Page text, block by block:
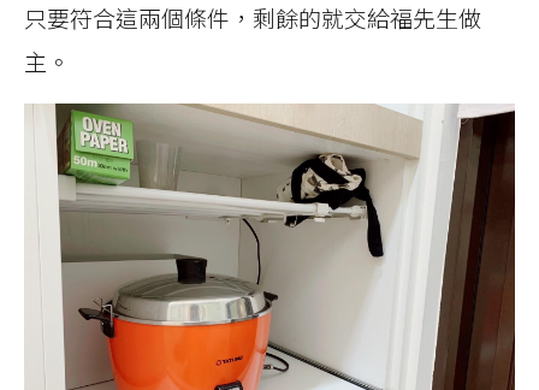
只要符合這兩個條件，剩餘的就交給福先生做
主。